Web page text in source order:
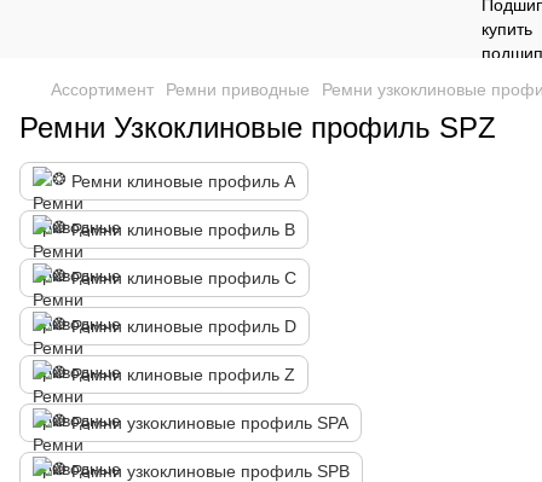
Ассортимент Ремни приводные Ремни узкоклиновые
Ремни Узкоклиновые профиль SPZ
Ремни клиновые профиль А
Ремни клиновые профиль B
Ремни клиновые профиль C
Ремни клиновые профиль D
Ремни клиновые профиль Z
Ремни узкоклиновые профиль SPA
Ремни узкоклиновые профиль SPB